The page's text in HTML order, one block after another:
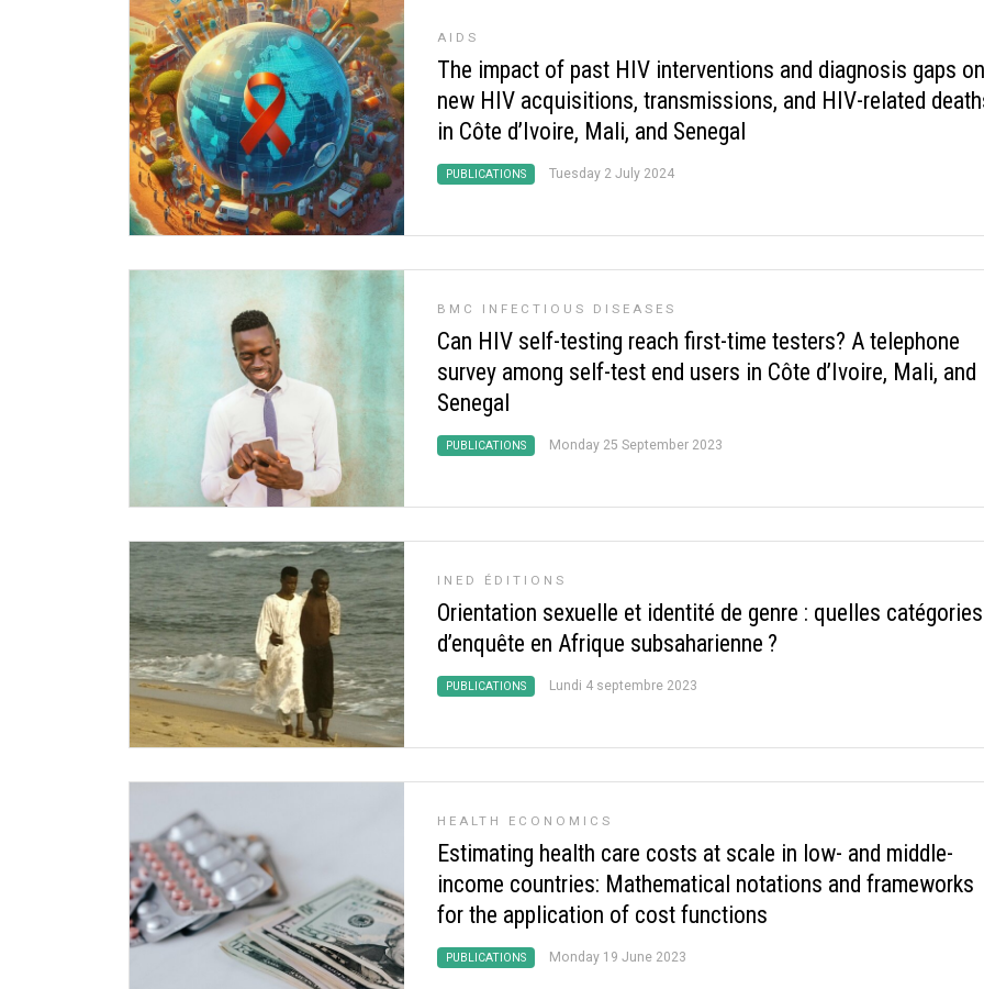
AIDS
The impact of past HIV interventions and diagnosis gaps on
new HIV acquisitions, transmissions, and HIV-related
in Côte d’Ivoire, Mali, and Senegal
PUBLICATIONS Tuesday 2 July 2024
BMC INFECTIOUS DISEASES
Can HIV self-testing reach first-time testers? A telephone
survey among self-test end users in Côte d’Ivoire, Mali, and
Senegal
PUBLICATIONS Monday 25 September 2023
INED ÉDITIONS
Orientation sexuelle et identité de genre : quelles catégories
d’enquête en Afrique subsaharienne ?
PUBLICATIONS Lundi 4 septembre 2023
HEALTH ECONOMICS
Estimating health care costs at scale in low- and middle-
income countries: Mathematical notations and frameworks
for the application of cost functions
PUBLICATIONS Monday 19 June 2023